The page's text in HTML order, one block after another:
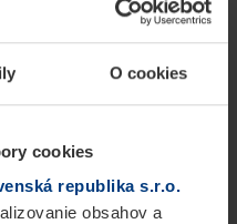
O cookies
cookies
republika s.r.o.
obsahov a